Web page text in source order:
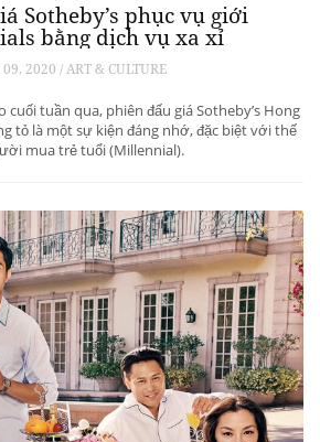
Sotheby’s phục vụ giới
bằng dịch vụ xa xỉ
09, 2020 / ART & CULTURE
tuần qua, phiên đấu giá Sotheby’s Hong
tỏ là một sự kiện đáng nhớ, đặc biệt với thế
mua trẻ tuổi (Millennial).